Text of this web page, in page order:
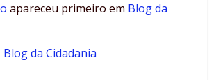
apareceu primeiro em Blog da
Blog da Cidadania